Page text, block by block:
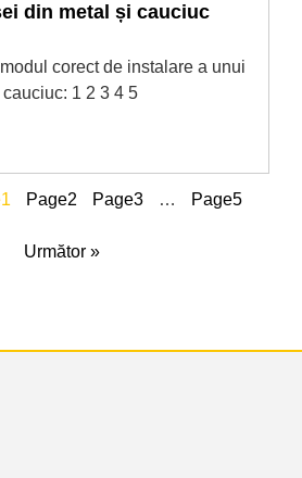
din metal și cauciuc
corect de instalare a unui
1 2 3 4 5
1 Page2 Page3 … Page5
Următor »